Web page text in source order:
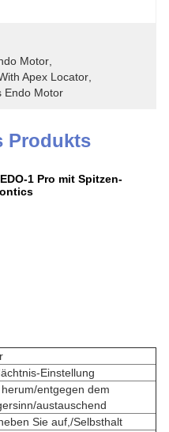
Motor
Apex Locator
Endo Motor
Produkts
1 Pro mit Spitzen-
Einstellung
entgegen dem
austauschend
Sie auf,/Selbsthalt